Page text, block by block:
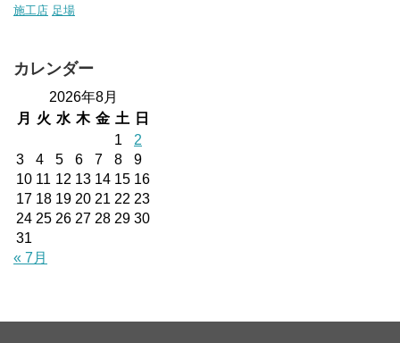
施工店 足場
カレンダー
2026年8月
月
火 水 木 金 土
日
1
2
3
4 5 6 7 8
9
10 11 12 13 14 15 16
17 18 19 20 21 22 23
24 25 26 27 28 29 30
31
« 7月